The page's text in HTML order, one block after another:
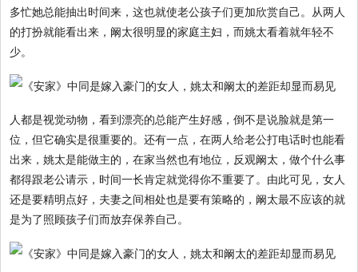
多忙她总能抽出时间来，这也就使老公孩子们更加欣赏自己。从两人
的打扮就能看出来，阚太很明显的家庭主妇，而姚太看着就年轻不
少。
人都是视觉动物，看到漂亮的总能产生好感，倒不是说脸就是第一
位，但它确实是很重要的。还有一点，在两人给老公打电话时也能看
出来，姚太是能做主的，在家当然也有地位，反观阚太，做个什么事
都得跟老公请示，时间一长肯定就觉得你不重要了。由此可见，女人
还是要精明点好，夫妻之间相处也是要有策略的，阚太最不应该的就
是为了照顾孩子们而放弃保养自己。